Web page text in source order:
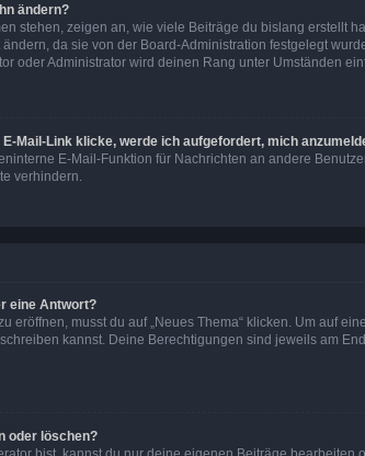
ändern?
stehen, zeigen an, wie viele Beiträge du bislang erstellt
da sie von der Board-Administration festgelegt
oder Administrator wird deinen Rang unter Umständen
Mail-Link klicke, werde ich aufgefordert, mich
E-Mail-Funktion für Nachrichten an andere
verhindern.
eine Antwort?
eröffnen, musst du auf „Neues Thema“ klicken. Um auf
kannst. Deine Berechtigungen sind jeweils am
oder löschen?